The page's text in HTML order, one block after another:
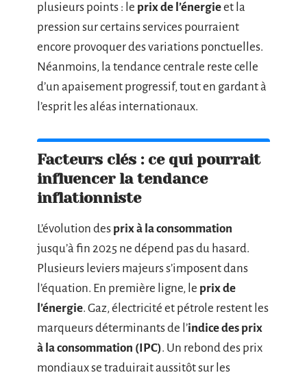
plusieurs points : le prix de l’énergieet la
pression sur certains services pourraient
encore provoquer des variations ponctuelles.
Néanmoins, la tendance centrale reste celle
d’un apaisement progressif, tout en gardant à
l’esprit les aléas internationaux.
Facteurs clés : ce qui pourrait
influencer la tendance
inflationniste
L’évolution des prix à la consommation
jusqu’à fin 2025 ne dépend pas du hasard.
Plusieurs leviers majeurs s’imposent dans
l’équation. En première ligne, le prix de
l’énergie. Gaz, électricité et pétrole restent les
marqueurs déterminants de l’indice des prix
à la consommation (IPC). Un rebond des prix
mondiaux se traduirait aussitôt sur les